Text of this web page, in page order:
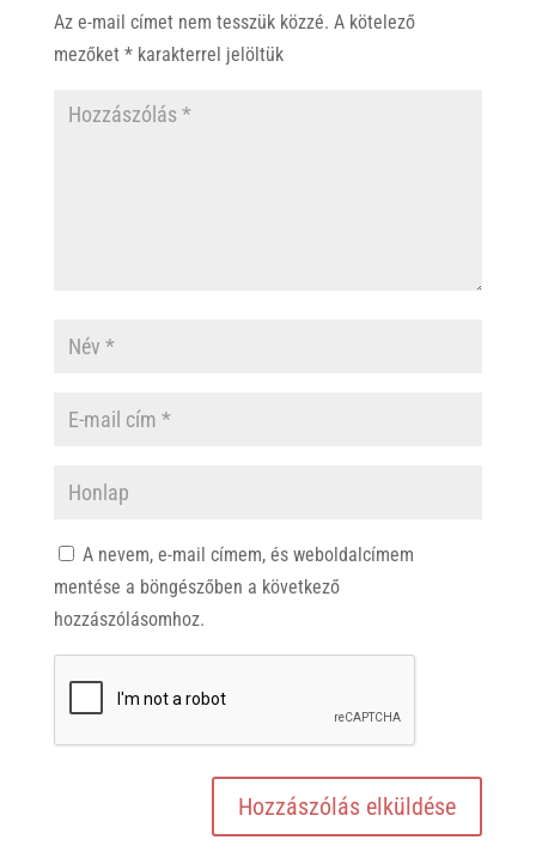
p
k
Az e-mail címet nem tesszük közzé. A kötelező
mezőket *karakterrel jelöltük
A nevem, e-mail címem, és weboldalcímem
mentése a böngészőben a következő
hozzászólásomhoz.